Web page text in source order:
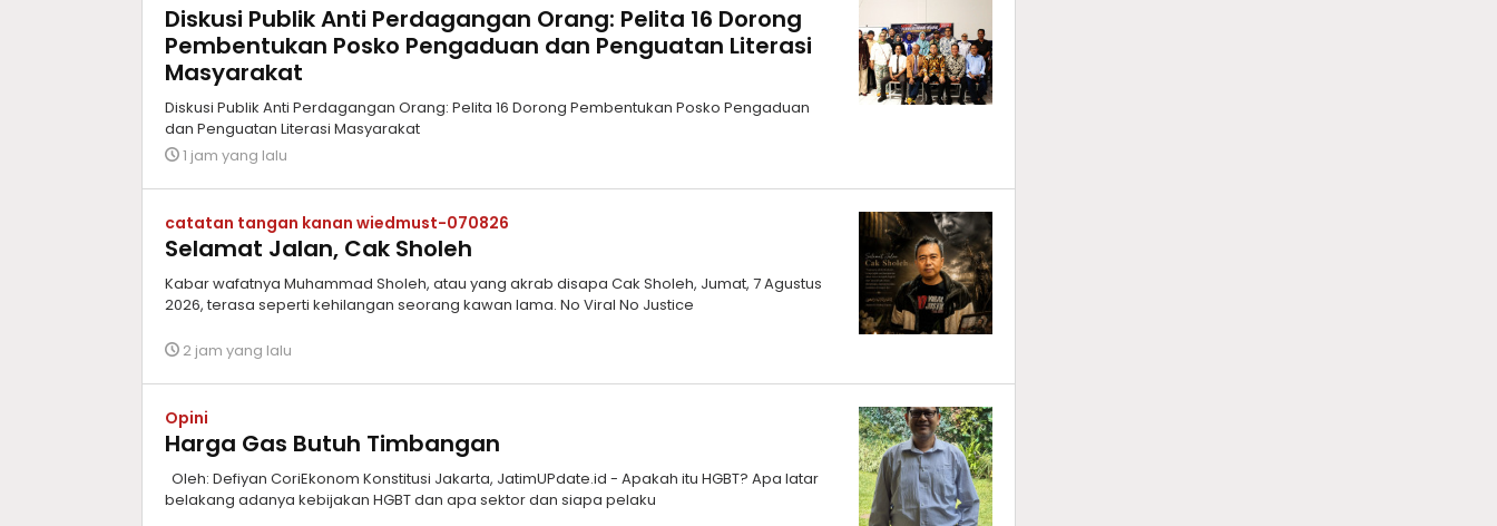
Diskusi Publik Anti Perdagangan Orang: Pelita 16 Dorong
Pembentukan Posko Pengaduan dan Penguatan Literasi
Masyarakat
Diskusi Publik Anti Perdagangan Orang: Pelita 16 Dorong Pembentukan Posko Pengaduan
dan Penguatan Literasi Masyarakat
1 jam yang lalu
catatan tangan kanan wiedmust-070826
Selamat Jalan, Cak Sholeh
Kabar wafatnya Muhammad Sholeh, atau yang akrab disapa Cak Sholeh, Jumat, 7 Agustus
2026, terasa seperti kehilangan seorang kawan lama. No Viral No Justice
2 jam yang lalu
Opini
Harga Gas Butuh Timbangan
Oleh: Defiyan CoriEkonom Konstitusi Jakarta, JatimUPdate.id - Apakah itu HGBT? Apa latar
belakang adanya kebijakan HGBT dan apa sektor dan siapa pelaku